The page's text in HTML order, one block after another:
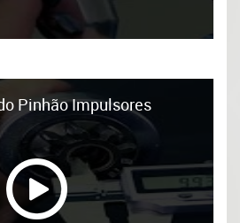
Pinhão Impulsores